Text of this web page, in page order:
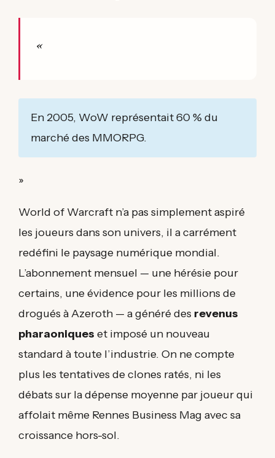
«
En 2005, WoW représentait 60 % du
marché des MMORPG.
»
World of Warcraft n’a pas simplement aspiré
les joueurs dans son univers, il a carrément
redéfini le paysage numérique mondial.
L’abonnement mensuel — une hérésie pour
certains, une évidence pour les millions de
drogués à Azeroth — a généré des revenus
pharaoniques et imposé un nouveau
standard à toute l’industrie. On ne compte
plus les tentatives de clones ratés, ni les
débats sur la dépense moyenne par joueur qui
affolait même Rennes Business Mag avec sa
croissance hors-sol.